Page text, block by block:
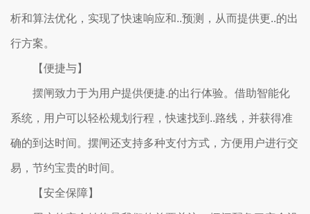
析和算法优化，实现了快速响应和..预测，从而提供更..的出
行方案。
【便捷与】
摆闸致力于为用户提供便捷.的出行体验。借助智能化
系统，用户可以轻松规划行程，快速找到..路线，并获得准
确的到达时间。摆闸还支持多种支付方式，方便用户进行交
易，节约宝贵的时间。
【安全保障】